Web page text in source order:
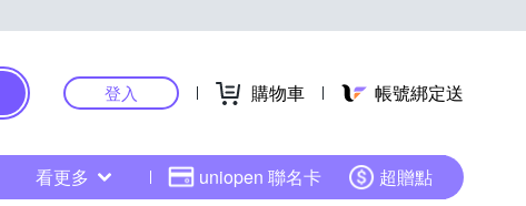
登入 購物車 帳號綁定送
看更多 uniopen 聯名卡 超贈點